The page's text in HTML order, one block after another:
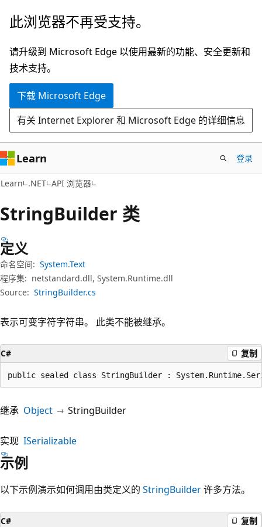
跳
主
要
内
跳
页
内
导
此浏览器不再受支持。
请升级到 Microsoft Edge 以使用最新的功能、安全更新和
技术支持。
下载 Microsoft Edge
有关 Internet Explorer 和 Microsoft Edge 的详细信息
Learn 登录
Learn .NET API 浏览器
StringBuilder 类
定义
命名空间: System.Text
程序集: netstandard.dll, System.Runtime.dll
Source: StringBuilder.cs
表示可变字符字符串。 此类不能被继承。
C# 复制
public sealed class StringBuilder :
继承 Object StringBuilder
实现 ISerializable
示例
以下示例演示如何调用由类定义的 StringBuilder许多方法。
C# 复制